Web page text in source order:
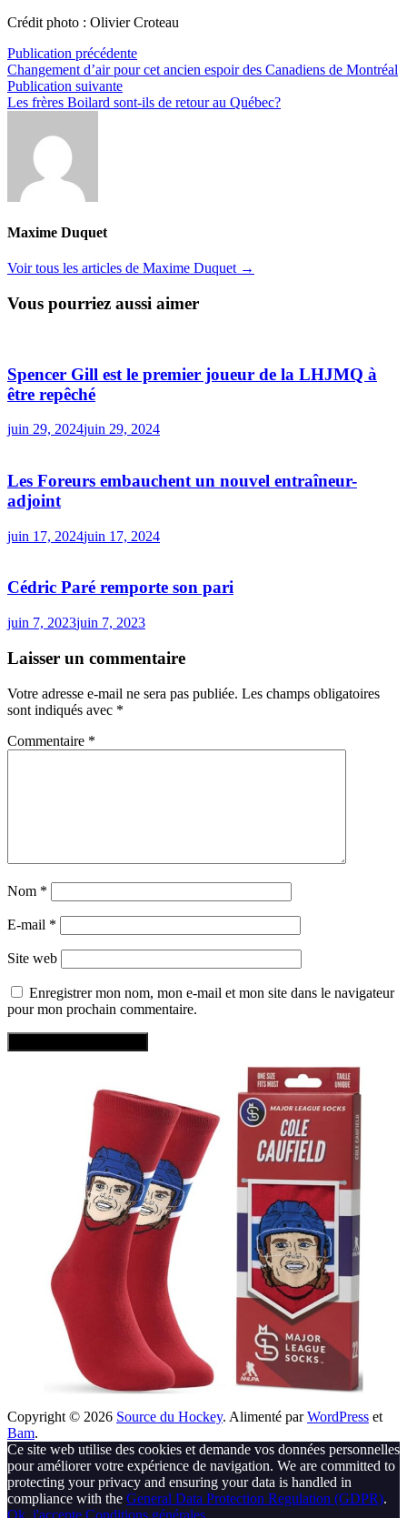
Crédit photo : Olivier Croteau
Navigation
de
l’article
Publication précédentePublication
précédente :
Changement d’air pour cet ancien espoir des Canadiens de Montréal
Publication suivantePublication
suivante :
Les frères Boilard sont-ils de retour au Québec?
Maxime Duquet
Voir tous les articles de Maxime Duquet →
Vous pourriez aussi aimer
Spencer Gill est le premier joueur de la LHJMQ à
être repêché
juin 29, 2024juin 29, 2024
Les Foreurs embauchent un nouvel entraîneur-
adjoint
juin 17, 2024juin 17, 2024
Cédric Paré remporte son pari
juin 7, 2023juin 7, 2023
Laisser un commentaire
Votre adresse e-mail ne sera pas publiée. Les champs obligatoires
sont indiqués avec *
Commentaire *
Nom *
E-mail *
Site web
Enregistrer mon nom, mon e-mail et mon site dans le navigateur
pour mon prochain commentaire.
Copyright © 2026 Source du Hockey. Alimenté parWordPress et
Bam.
Ce site web utilise des cookies et demande vos données personnelles
pour améliorer votre expérience de navigation. We are committed to
protecting your privacy and ensuring your data is handled in
compliance with the General Data Protection Regulation (GDPR).
Ok, j'accepte Conditions générales